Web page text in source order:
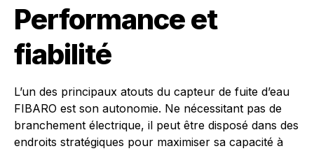
Performance et
fiabilité
L’un des principaux atouts du capteur de fuite d’eau
FIBARO est son autonomie. Ne nécessitant pas de
branchement électrique, il peut être disposé dans des
endroits stratégiques pour maximiser sa capacité à